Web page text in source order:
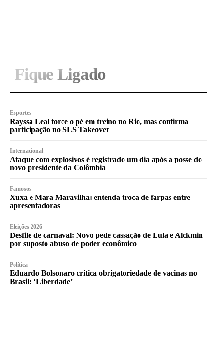
Fique Ligado
Esportes
Rayssa Leal torce o pé em treino no Rio, mas confirma
participação no SLS Takeover
Internacional
Ataque com explosivos é registrado um dia após a posse do
novo presidente da Colômbia
Famosos
Xuxa e Mara Maravilha: entenda troca de farpas entre
apresentadoras
Eleições 2026
Desfile de carnaval: Novo pede cassação de Lula e Alckmin
por suposto abuso de poder econômico
Política
Eduardo Bolsonaro critica obrigatoriedade de vacinas no
Brasil: ‘Liberdade’